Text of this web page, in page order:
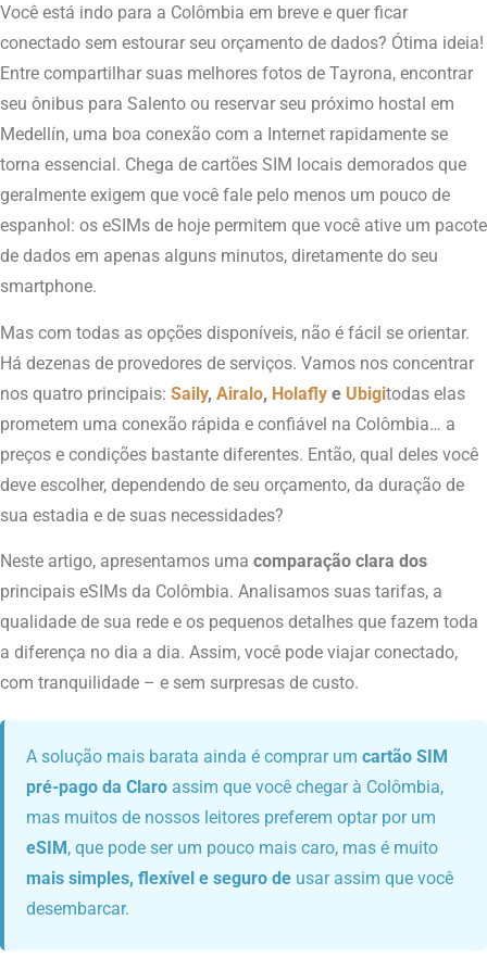
Você está indo para a Colômbia em breve e quer ficar
conectado sem estourar seu orçamento de dados? Ótima ideia!
Entre compartilhar suas melhores fotos de Tayrona, encontrar
seu ônibus para Salento ou reservar seu próximo hostal em
Medellín, uma boa conexão com a Internet rapidamente se
torna essencial. Chega de cartões SIM locais demorados que
geralmente exigem que você fale pelo menos um pouco de
espanhol: os eSIMs de hoje permitem que você ative um pacote
de dados em apenas alguns minutos, diretamente do seu
smartphone.
Mas com todas as opções disponíveis, não é fácil se orientar.
Há dezenas de provedores de serviços. Vamos nos concentrar
nos quatro principais: Saily, Airalo, Holafly e Ubigitodas elas
prometem uma conexão rápida e confiável na Colômbia… a
preços e condições bastante diferentes. Então, qual deles você
deve escolher, dependendo de seu orçamento, da duração de
sua estadia e de suas necessidades?
Neste artigo, apresentamos uma comparação clara dos
principais eSIMs da Colômbia. Analisamos suas tarifas, a
qualidade de sua rede e os pequenos detalhes que fazem toda
a diferença no dia a dia. Assim, você pode viajar conectado,
com tranquilidade – e sem surpresas de custo.
A solução mais barata ainda é comprar um cartão SIM
pré-pago da Claro assim que você chegar à Colômbia,
mas muitos de nossos leitores preferem optar por um
eSIM, que pode ser um pouco mais caro, mas é muito
mais simples, flexível e seguro de usar assim que você
desembarcar.